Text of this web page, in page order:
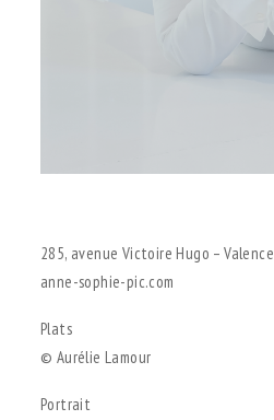
285, avenue Victoire Hugo – Valence
anne-sophie-pic.com
Plats
© Aurélie Lamour
Portrait